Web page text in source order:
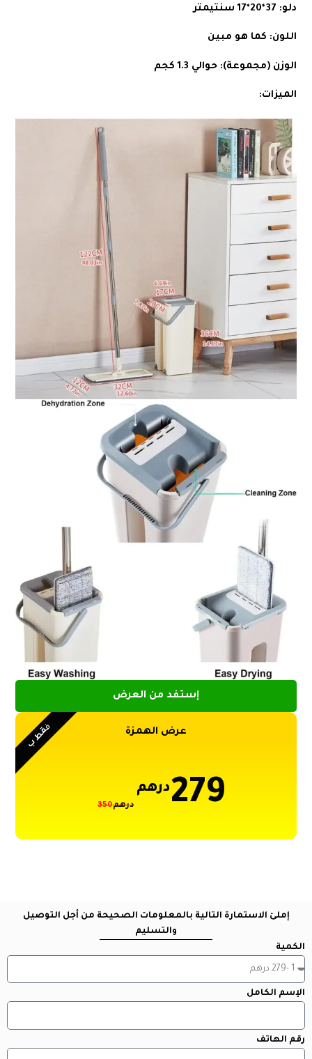
دلو: 37*20*17 سنتيمتر
اللون: كما هو مبين
الوزن (مجموعة): حوالي 1.3 كجم
الميزات:
إستفد من العرض
عرض الهمزة
درهم350
درهم279
ف
قط ب
إملئ الاستمارة التالية بالمعلومات الصحيحة من أجل التوصيل
والتسليم
الكمية
الإسم الكامل
رقم الهاتف